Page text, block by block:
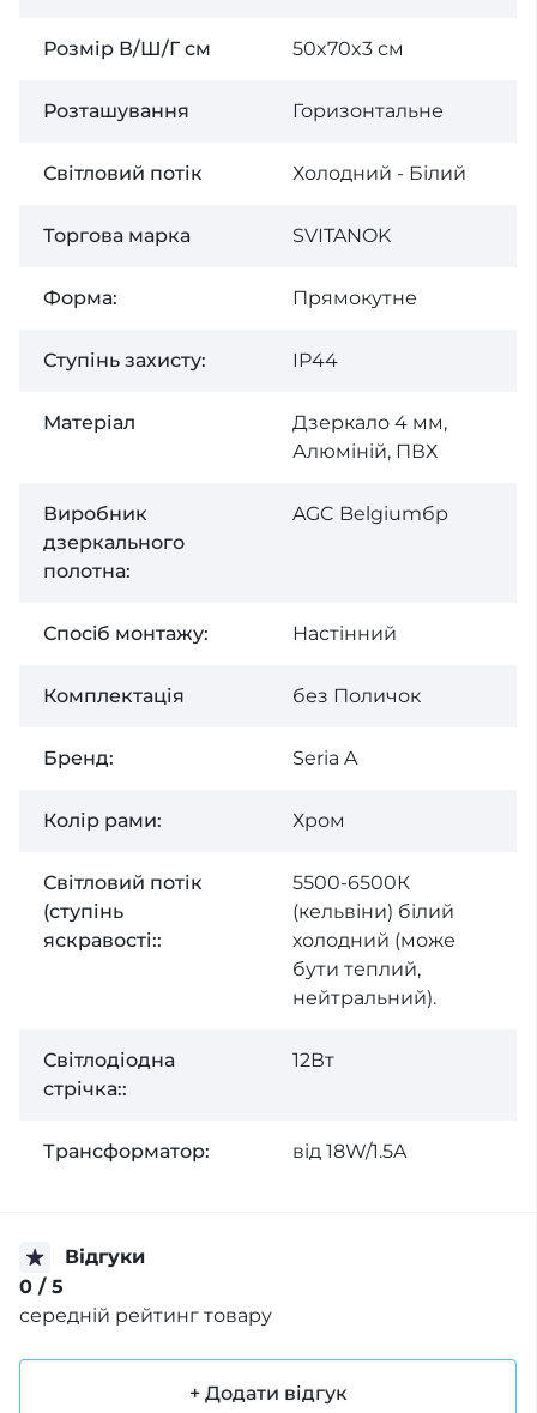
Розмір В/Ш/Г см 50x70x3 см
Розташування Горизонтальне
Світловий потік Холодний - Білий
Торгова марка SVІTANOK
Форма: Прямокутне
Ступінь захисту: IP44
Матеріал
Дзеркало 4 мм,
Алюміній, ПВХ
Виробник
дзеркального
полотна:
AGC Belgiumбр
Спосiб монтажу: Настiнний
Комплектація без Поличок
Бренд: Seria A
Колір рами: Хром
Світловий потік
(ступінь
яскравості::
5500-6500К
(кельвіни) білий
холодний (може
бути теплий,
нейтральний).
Світлодіодна
стрічка::
12Вт
Трансформатор: вiд 18W/1.5A
Відгуки
0 / 5
середній рейтинг товару
+ Додати відгук